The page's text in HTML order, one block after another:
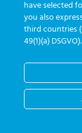
have selected
you also
third countries
49(1)(a) DSGVO).